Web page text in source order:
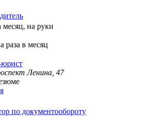
месяц, на руки
в месяц
юрист
Ленина, 47
по документообороту